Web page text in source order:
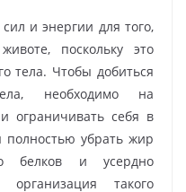
и энергии для того,
поскольку это
тела. Чтобы добиться
необходимо на
ограничивать себя в
полностью убрать жир
белков и усердно
такого